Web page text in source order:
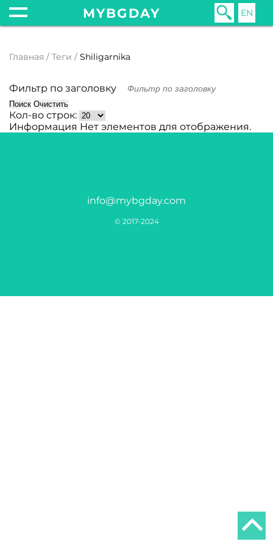
MYBGDAY EN
Главная Теги Shiligarnika
Фильтр по заголовку
Поиск Очистить
Кол-во строк:
Информация Нет элементов для отображения.
info@mybgday.com
© 2017-2024